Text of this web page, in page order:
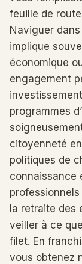
feuille de
Naviguer
implique
économique
engagement
programmes
citoyenneté
politiques de
connaissance
la retraite des
veiller à ce
filet. En
vous obtenez